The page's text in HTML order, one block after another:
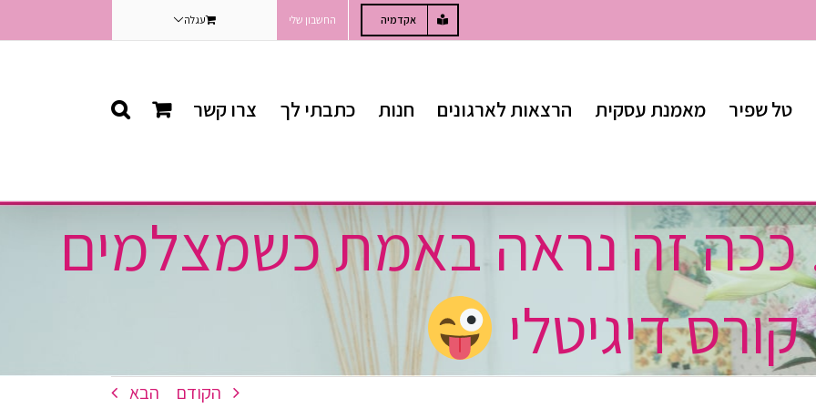
אקדמיה החשבון שלי עגלה
טל שפיר מאמנת עסקית הרצאות לארגונים חנות כתבתי לך צרו קשר
ככה זה נראה באמת כשמצלמים
קורס דיגיטלי
הקודם הבא